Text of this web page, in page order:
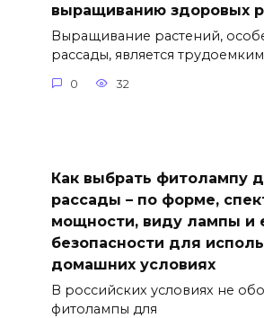
выращиванию здоровых
Выращивание растений,
рассады, является трудоемким
0 32
Как выбрать фитолампу
рассады – по форме,
мощности, виду лампы и
безопасности для
домашних условиях
В российских условиях не
фитолампы для